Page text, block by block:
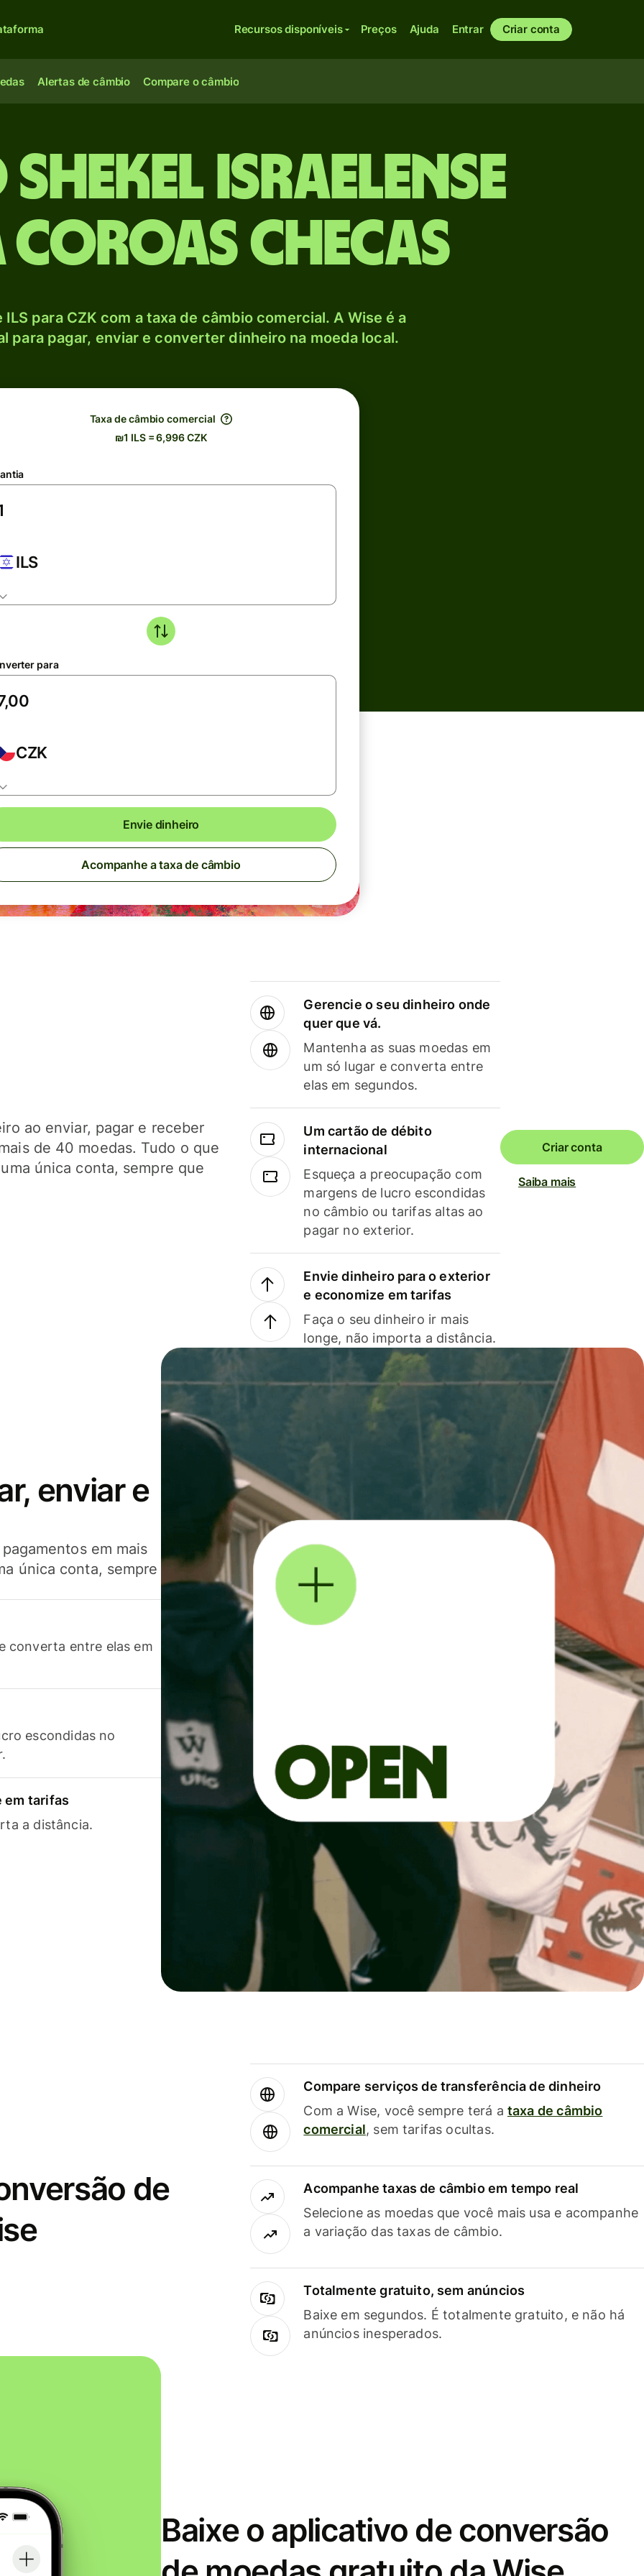
Recursos disponíveis Preços Ajuda Entrar Criar conta
Alertas de câmbio Compare o câmbio
shekel israelense
Coroas checas
para CZK com a taxa de câmbio comercial. A Wise é a
para pagar, enviar e converter dinheiro na moeda local.
Taxa de câmbio comercial
₪1 ILS = 6,996 CZK
ILS
para
CZK
Envie dinheiro
Acompanhe a taxa de câmbio
ao enviar, pagar e receber
de 40 moedas. Tudo o que
única conta, sempre que
Gerencie o seu dinheiro onde
quer que vá.
Mantenha as suas moedas em
um só lugar e converta entre
elas em segundos.
Um cartão de débito
internacional
Esqueça a preocupação com
margens de lucro escondidas
no câmbio ou tarifas altas ao
pagar no exterior.
Envie dinheiro para o exterior
e economize em tarifas
Faça o seu dinheiro ir mais
longe, não importa a distância.
Criar conta
Saiba mais
enviar e
em mais
única conta, sempre
converta entre elas em
escondidas no
em tarifas
a distância.
de
Compare serviços de transferência de dinheiro
Com a Wise, você sempre terá a taxa de câmbio
comercial, sem tarifas ocultas.
Acompanhe taxas de câmbio em tempo real
Selecione as moedas que você mais usa e acompanhe
a variação das taxas de câmbio.
Totalmente gratuito, sem anúncios
Baixe em segundos. É totalmente gratuito, e não há
anúncios inesperados.
Baixe o aplicativo de conversão